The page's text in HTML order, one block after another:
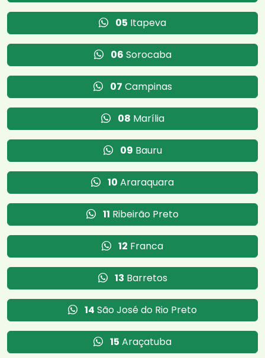
05 Itapeva
06 Sorocaba
07 Campinas
08 Marília
09 Bauru
10 Araraquara
11 Ribeirão Preto
12 Franca
13 Barretos
14 São José do Rio Preto
15 Araçatuba